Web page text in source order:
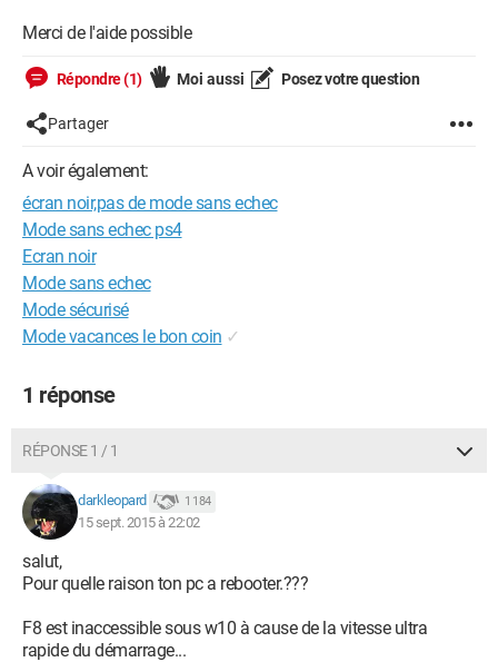
Merci de l'aide possible
Répondre (1) Moi aussi Posez votre question
Partager
A voir également:
écran noir,pas de mode sans echec
Mode sans echec ps4
Ecran noir
Mode sans echec
Mode sécurisé
Mode vacances le bon coin ✓
1 réponse
RÉPONSE 1 / 1
darkleopard 1 184
15 sept. 2015 à 22:02
salut,
Pour quelle raison ton pc a rebooter.???
F8 est inaccessible sous w10 à cause de la vitesse ultra
rapide du démarrage...